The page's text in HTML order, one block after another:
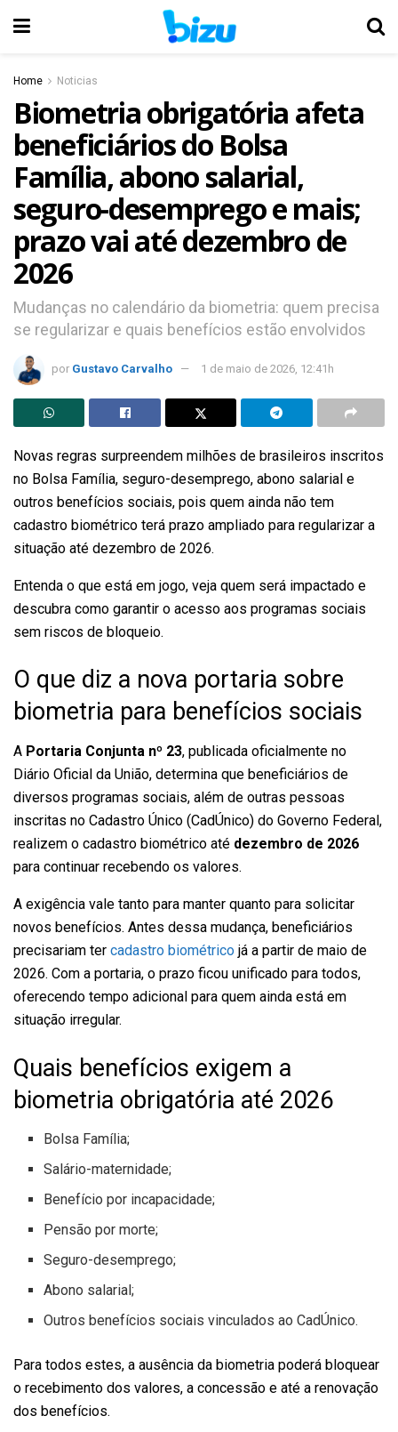
Home Noticias
Biometria obrigatória afeta
beneficiários do Bolsa
Família, abono salarial,
seguro-desemprego e mais;
prazo vai até dezembro de
2026
Mudanças no calendário da biometria: quem precisa
se regularizar e quais benefícios estão envolvidos
por Gustavo Carvalho 1 de maio de 2026, 12:41h
Novas regras surpreendem milhões de brasileiros inscritos
no Bolsa Família, seguro-desemprego, abono salarial e
outros benefícios sociais, pois quem ainda não tem
cadastro biométrico terá prazo ampliado para regularizar a
situação até dezembro de 2026.
Entenda o que está em jogo, veja quem será impactado e
descubra como garantir o acesso aos programas sociais
sem riscos de bloqueio.
O que diz a nova portaria sobre
biometria para benefícios sociais
A Portaria Conjunta nº 23, publicada oficialmente no
Diário Oficial da União, determina que beneficiários de
diversos programas sociais, além de outras pessoas
inscritas no Cadastro Único (CadÚnico) do Governo Federal,
realizem o cadastro biométrico até dezembro de 2026
para continuar recebendo os valores.
A exigência vale tanto para manter quanto para solicitar
novos benefícios. Antes dessa mudança, beneficiários
precisariam ter cadastro biométrico já a partir de maio de
2026. Com a portaria, o prazo ficou unificado para todos,
oferecendo tempo adicional para quem ainda está em
situação irregular.
Quais benefícios exigem a
biometria obrigatória até 2026
Bolsa Família;
Salário-maternidade;
Benefício por incapacidade;
Pensão por morte;
Seguro-desemprego;
Abono salarial;
Outros benefícios sociais vinculados ao CadÚnico.
Para todos estes, a ausência da biometria poderá bloquear
o recebimento dos valores, a concessão e até a renovação
dos benefícios.